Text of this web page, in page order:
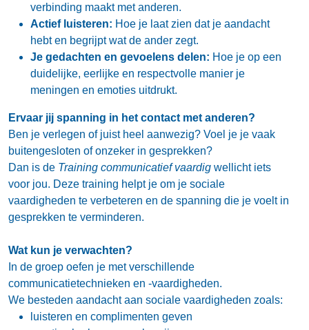
verbinding maakt met anderen.
Actief luisteren: Hoe je laat zien dat je aandacht
hebt en begrijpt wat de ander zegt.
Je gedachten en gevoelens delen: Hoe je op een
duidelijke, eerlijke en respectvolle manier je
meningen en emoties uitdrukt.
Ervaar jij spanning in het contact met anderen?
Ben je verlegen of juist heel aanwezig? Voel je je vaak
buitengesloten of onzeker in gesprekken?
Dan is de Training communicatief vaardig wellicht iets
voor jou. Deze training helpt je om je sociale
vaardigheden te verbeteren en de spanning die je voelt in
gesprekken te verminderen.
Wat kun je verwachten?
In de groep oefen je met verschillende
communicatietechnieken en -vaardigheden.
We besteden aandacht aan sociale vaardigheden zoals:
luisteren en complimenten geven